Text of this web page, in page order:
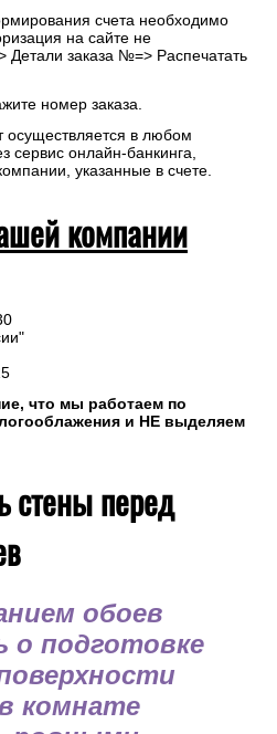
счета необходимо
на сайте не
Детали заказа №=> Распечатать
номер заказа.
осуществляется в любом
сервис онлайн-банкинга,
указанные в счете.
компании
что мы работаем по
и НЕ выделяем
стены перед
обоев
о подготовке
комнате